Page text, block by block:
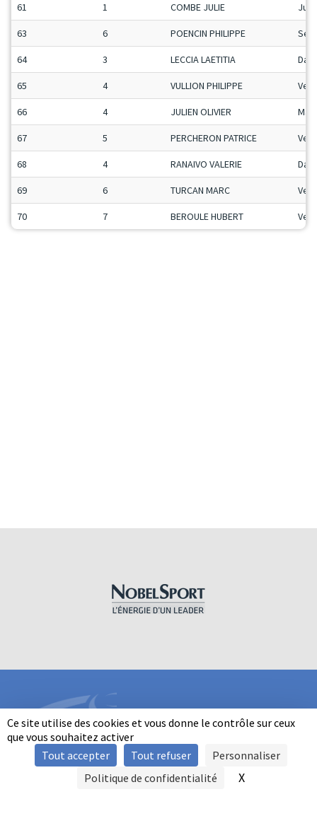
Ce site utilise des cookies et vous donne le contrôle sur ceux
que vous souhaitez activer
Tout accepter
Tout refuser
Personnaliser
Politique de confidentialité
X
61 1 COMBE JULIE Ju-F
63 6 POENCIN PHILIPPE
64 3 LECCIA LAETITIA
65 4 VULLION PHILIPPE Vet
66 4 JULIEN OLIVIER
67 5 PERCHERON PATRICE Vet
68 4 RANAIVO VALERIE
69 6 TURCAN MARC Vet
70 7 BEROULE HUBERT Vet
INFORMATIONS
SIGNALER UNE VIOLENCE